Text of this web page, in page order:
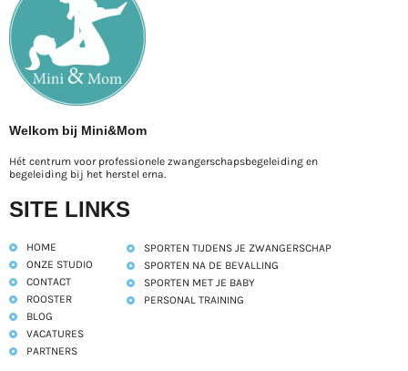
Welkom bij Mini&Mom
Hét centrum voor professionele zwangerschapsbegeleiding en
begeleiding bij het herstel erna.
SITE LINKS
HOME
ONZE STUDIO
CONTACT
ROOSTER
BLOG
VACATURES
PARTNERS
SPORTEN TIJDENS JE ZWANGERSCHAP
SPORTEN NA DE BEVALLING
SPORTEN MET JE BABY
PERSONAL TRAINING